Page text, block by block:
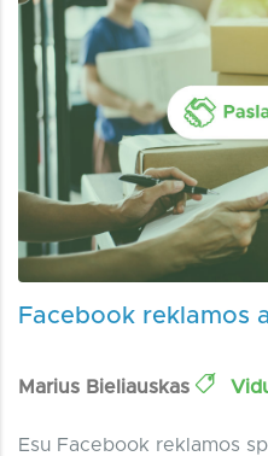
Facebook reklamos
Marius Bieliauskas
Esu Facebook reklamos